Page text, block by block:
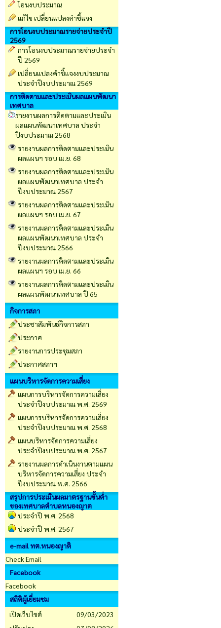
โอนงบประมาณ
แก้ไข เปลี่ยนแปลงคำชี้แจง
การโอนงบประมาณรายจ่ายประจำปี
2569
การโอนงบประมาณรายจ่ายประจำ
ปี 2569
เปลี่ยนเเปลงคำชี้เเจงงบประมาณ
ประจำปีงบประมาณ 2569
การติดตามและประเมินผลแผนพัฒนา
เทศบาล
รายงานผลการติดตามและประเมิน
ผลแผนพัฒนาเทศบาล ประจำ
ปีงบประมาณ 2568
รายงานผลการติดตามและประเมิน
ผลแผนฯ รอบ เม.ย. 68
รายงานผลการติดตามและประเมิน
ผลแผนพัฒนาเทศบาล ประจำ
ปีงบประมาณ 2567
รายงานผลการติดตามและประเมิน
ผลแผนฯ รอบ เม.ย. 67
รายงานผลการติดตามและประเมิน
ผลแผนพัฒนาเทศบาล ประจำ
ปีงบประมาณ 2566
รายงานผลการติดตามและประเมิน
ผลแผนฯ รอบ เม.ย. 66
รายงานผลการติดตามและประเมิน
ผลแผนพัฒนาเทศบาล ปี 65
กิจการสภา
ประชาสัมพันธ์กิจการสภา
ประกาศ
รายงานการประชุมสภา
ประกาศสภาฯ
แผนบริหารจัดการความเสี่ยง
แผนการบริหารจัดการความเสี่ยง
ประจำปีงบประมาณ พ.ศ. 2569
แผนการบริหารจัดการความเสี่ยง
ประจำปีงบประมาณ พ.ศ. 2568
แผนบริหารจัดการความเสี่ยง
ประจำปีงบประมาณ พ.ศ. 2567
รายงานผลการดำเนินงานตามแผน
บริหารจัดการความเสี่ยง ประจำ
ปีงบประมาณ พ.ศ. 2566
สรุปการประเมินผลมาตรฐานขั้นต่ำ
ของเทศบาลตำบลหนองญาต
ประจำปี พ.ศ. 2568
ประจำปี พ.ศ. 2567
e-mail ทต.หนองญาติ
Check Email
Facebook
Facebook
สถิติผู้เยี่ยมชม
เปิดเว็บไซต์
09/03/2023